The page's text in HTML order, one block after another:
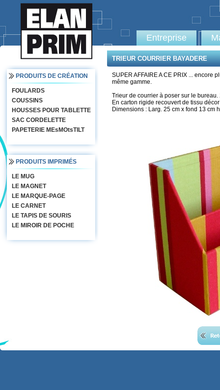
Entreprise
PRODUITS DE CRÉATION
FOULARDS
COUSSINS
HOUSSES POUR TABLETTE
SAC CORDELETTE
PAPETERIE MEsMOtsTILT
PRODUITS IMPRIMÉS
LE MUG
LE MAGNET
LE MARQUE-PAGE
LE CARNET
LE TAPIS DE SOURIS
LE MIROIR DE POCHE
TRIEUR COURRIER BAYADERE
SUPER AFFAIRE A CE PRIX ... encore
même gamme.
Trieur de courrier à poser sur le bureau.
En carton rigide recouvert de tissu
Dimensions : Larg. 25 cm x fond 13 cm